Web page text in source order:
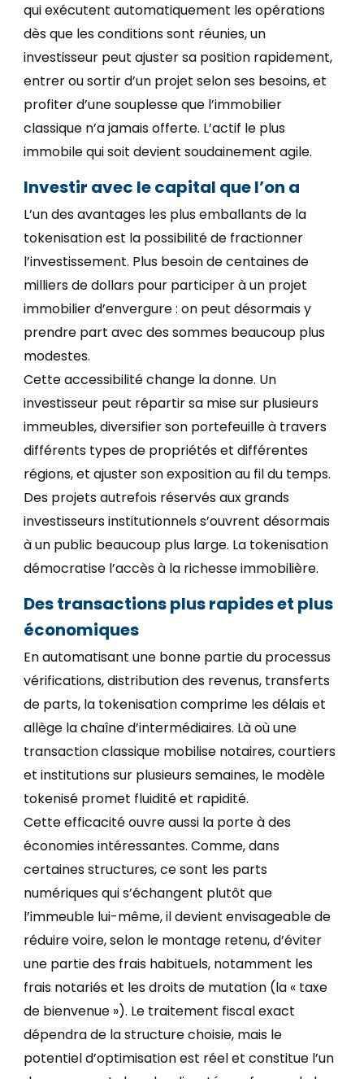
qui exécutent automatiquement les opérations
dès que les conditions sont réunies, un
investisseur peut ajuster sa position rapidement,
entrer ou sortir d’un projet selon ses besoins, et
profiter d’une souplesse que l’immobilier
classique n’a jamais offerte. L’actif le plus
immobile qui soit devient soudainement agile.
Investir avec le capital que l’on a
L’un des avantages les plus emballants de la
tokenisation est la possibilité de fractionner
l’investissement. Plus besoin de centaines de
milliers de dollars pour participer à un projet
immobilier d’envergure : on peut désormais y
prendre part avec des sommes beaucoup plus
modestes.
Cette accessibilité change la donne. Un
investisseur peut répartir sa mise sur plusieurs
immeubles, diversifier son portefeuille à travers
différents types de propriétés et différentes
régions, et ajuster son exposition au fil du temps.
Des projets autrefois réservés aux grands
investisseurs institutionnels s’ouvrent désormais
à un public beaucoup plus large. La tokenisation
démocratise l’accès à la richesse immobilière.
Des transactions plus rapides et plus
économiques
En automatisant une bonne partie du processus
vérifications, distribution des revenus, transferts
de parts, la tokenisation comprime les délais et
allège la chaîne d’intermédiaires. Là où une
transaction classique mobilise notaires, courtiers
et institutions sur plusieurs semaines, le modèle
tokenisé promet fluidité et rapidité.
Cette efficacité ouvre aussi la porte à des
économies intéressantes. Comme, dans
certaines structures, ce sont les parts
numériques qui s’échangent plutôt que
l’immeuble lui-même, il devient envisageable de
réduire voire, selon le montage retenu, d’éviter
une partie des frais habituels, notamment les
frais notariés et les droits de mutation (la « taxe
de bienvenue »). Le traitement fiscal exact
dépendra de la structure choisie, mais le
potentiel d’optimisation est réel et constitue l’un